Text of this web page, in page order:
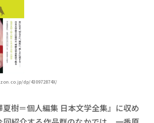
dp/430972874X/
樹＝個人編集 日本文学全集』に収め